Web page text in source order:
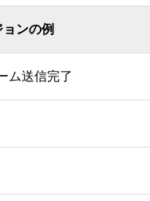
ンの例
ム送信完了